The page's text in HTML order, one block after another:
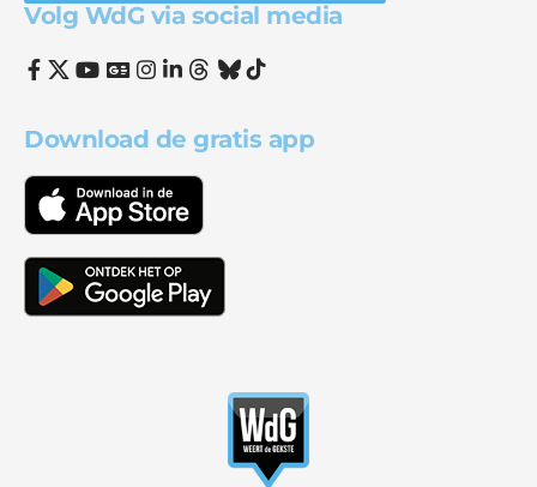
Volg WdG via social media
Download de gratis app